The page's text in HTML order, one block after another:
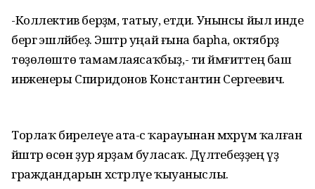
-Коллектив берҙәм, татыу, етди. Унынсы йыл инде
бергә эшләйбеҙ. Эштәр уңай ғына барһа, октябрҙә
төҙөлөштө тамамлаясаҡбыҙ,- ти йәмғиәттең баш
инженеры Спиридонов Константин Сергеевич.
Торлаҡ бирелеүе ата-әсә ҡарауынан мәхрүм ҡалған
йәштәр өсөн ҙур ярҙам буласаҡ. Дәүләтебеҙҙең үҙ
граждандарын хәстәрләүе ҡыуаныслы.